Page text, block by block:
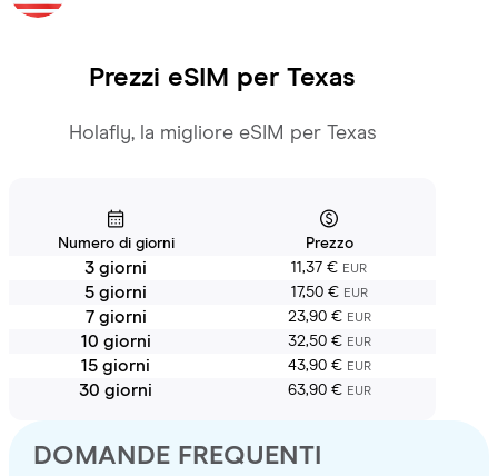
Prezzi eSIM per Texas
Holafly, la migliore eSIM per Texas
Numero di giorni Prezzo
3 giorni 11,37 € EUR
5 giorni 17,50 € EUR
7 giorni 23,90 € EUR
10 giorni 32,50 € EUR
15 giorni 43,90 € EUR
30 giorni 63,90 € EUR
DOMANDE FREQUENTI